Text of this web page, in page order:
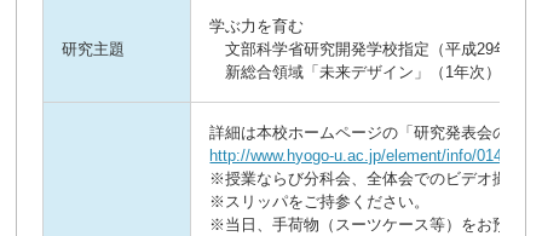
研究主題
学ぶ力を育む
文部科学省研究開発学校指定（平成29年度
新総合領域「未来デザイン」（1年次）
詳細は本校ホームページの「研究発表会のご
http://www.hyogo-u.ac.jp/element/info/
※授業ならび分科会、全体会でのビデオ撮影
※スリッパをご持参ください。
※当日、手荷物（スーツケース等）をお預か